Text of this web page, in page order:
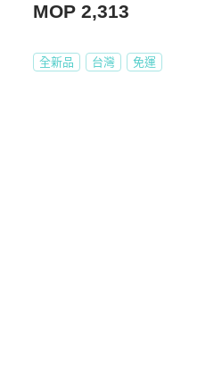
MOP 2,313
全新品 台灣 免運